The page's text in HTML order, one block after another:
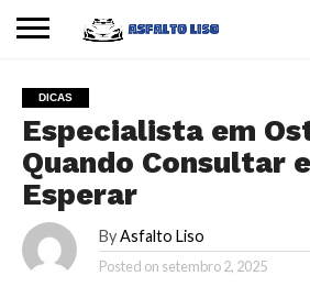
CARROS
MOTOS
DICAS
DICAS
Especialista em
Quando Consultar
Esperar
By Asfalto Liso
Posted on setembro 2, 2025